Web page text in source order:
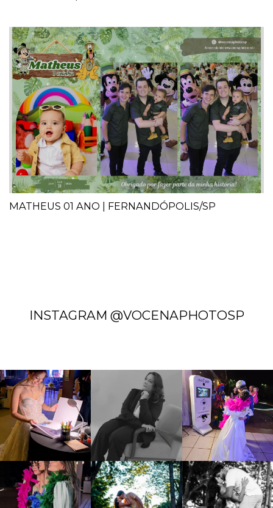
MATHEUS 01 ANO | FERNANDÓPOLIS/SP
INSTAGRAM @VOCENAPHOTOSP